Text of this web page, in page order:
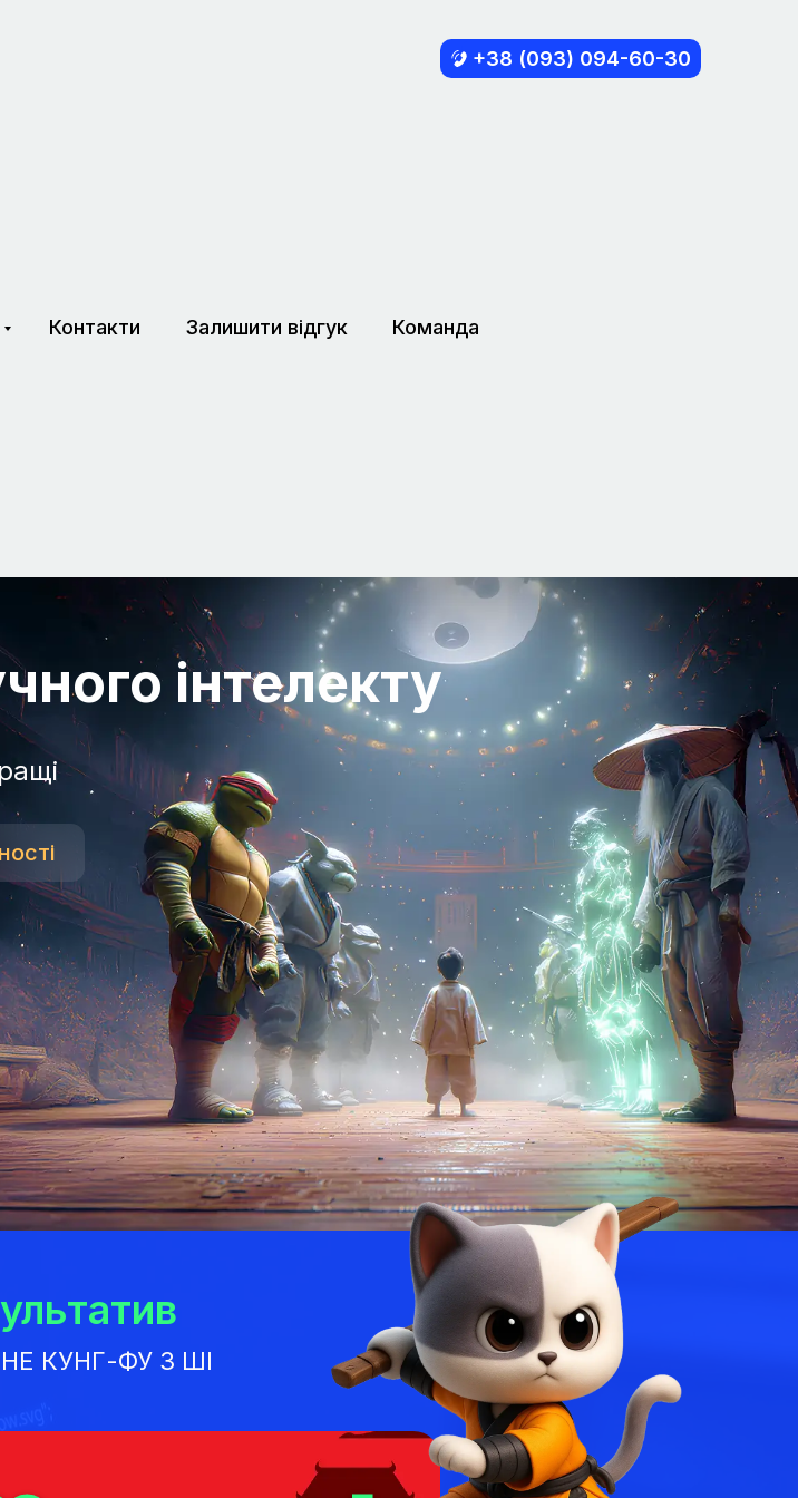
+38 (093) 094-60-30
Контакти Залишити відгук Команда
інтелекту
КУНГ-ФУ З ШІ